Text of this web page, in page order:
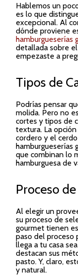
Hablemos un
es lo que
excepcional. Al
dónde proviene
hamburgueserías
detallada sobre
empezaste a
Tipos de
Podrías pensar
molida. Pero no
cortes y tipos de
textura. La
cordero y el
hamburgueserías
que combinan lo
hamburguesa de
Proceso
Al elegir un
su proceso de
gourmet tienen
paso del proceso
llega a tu casa
destacan sus
pasto. Y, claro,
y natural.